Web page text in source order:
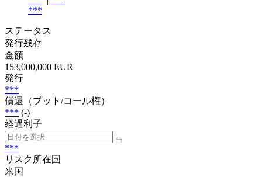
***
ステータス
発行残存
金額
153,000,000 EUR
発行
***
償還（プット/コール権）
*** (-)
経過利子
***
リスク所在国
米国